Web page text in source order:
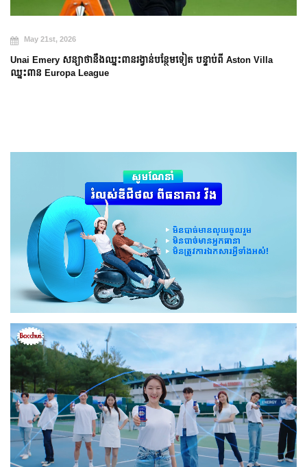
May 20th, 2026
Arsenal បញ្ចប់ការរង់ចាំ ២២ ឆ្នាំ ដើម្បីឈ្នះពាន Premier League